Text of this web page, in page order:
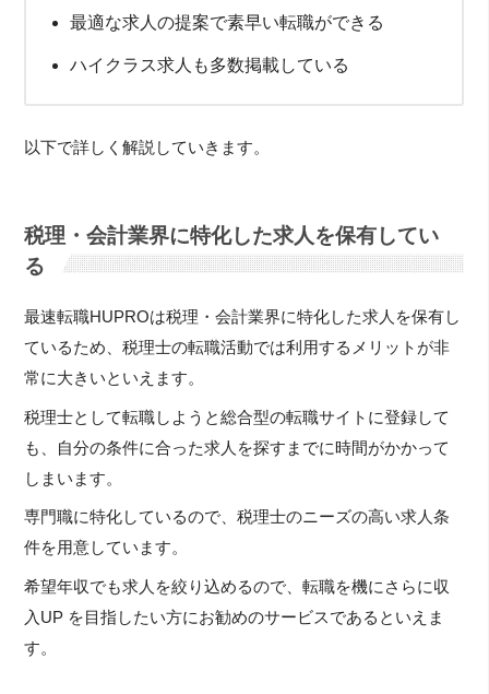
最適な求人の提案で素早い転職ができる
ハイクラス求人も多数掲載している
以下で詳しく解説していきます。
税理・会計業界に特化した求人を保有してい
る
最速転職HUPROは税理・会計業界に特化した求人を保有し
ているため、税理士の転職活動では利用するメリットが非
常に大きいといえます。
税理士として転職しようと総合型の転職サイトに登録して
も、自分の条件に合った求人を探すまでに時間がかかって
しまいます。
専門職に特化しているので、税理士のニーズの高い求人条
件を用意しています。
希望年収でも求人を絞り込めるので、転職を機にさらに収
入UP を目指したい方にお勧めのサービスであるといえま
す。